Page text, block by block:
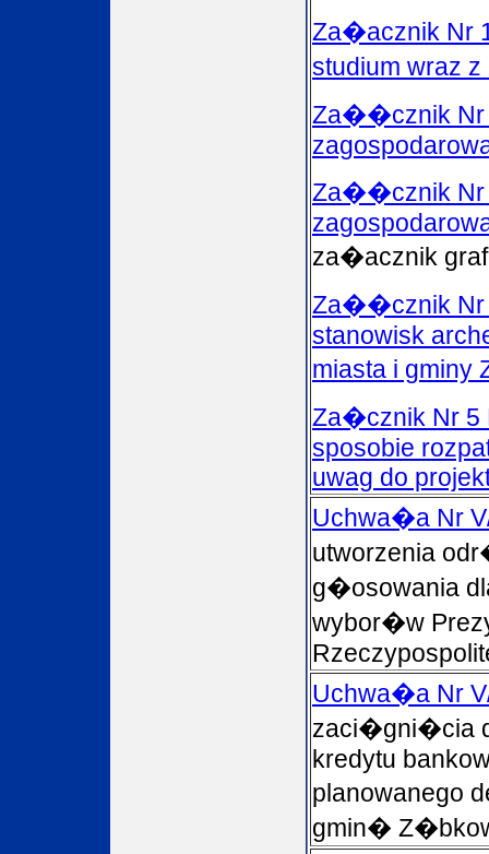
Za�acznik Nr
studium wraz
Za��cznik Nr
Za��cznik Nr
za�acznik
Za��cznik Nr
stanowisk
miasta i
Za�cznik Nr 5
sposobie
uwag do
Uchwa�a Nr
utworzenia
g�osowania
wybor�w
Uchwa�a Nr
zaci�gni�cia
kredytu
planowanego
gmin�